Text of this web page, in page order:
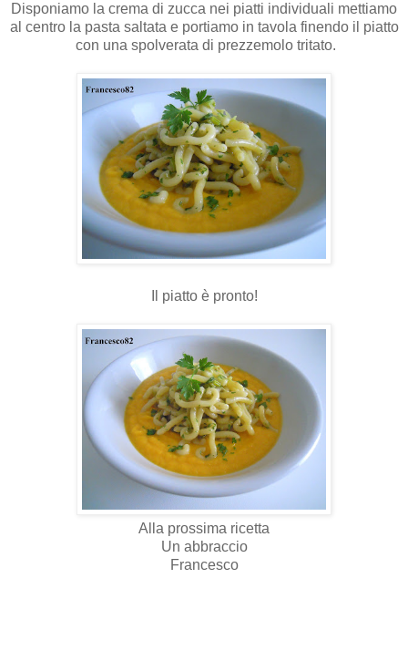
Disponiamo la crema di zucca nei piatti individuali mettiamo
al centro la pasta saltata e portiamo in tavola finendo il piatto
con una spolverata di prezzemolo tritato.
Il piatto è pronto!
Alla prossima ricetta
Un abbraccio
Francesco